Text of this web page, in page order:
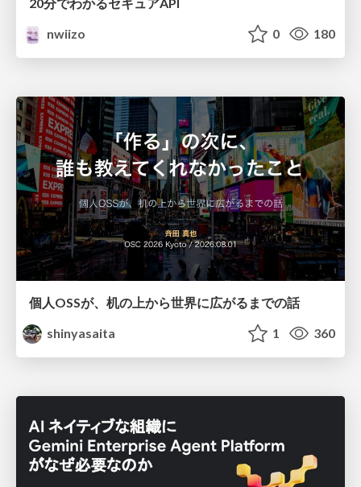
nwiizo
0 180
個人OSSが、机の上から世界に広がるまでの話
shinyasaita
1 360